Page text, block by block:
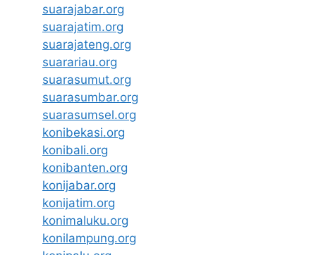
suarajabar.org
suarajatim.org
suarajateng.org
suarariau.org
suarasumut.org
suarasumbar.org
suarasumsel.org
konibekasi.org
konibali.org
konibanten.org
konijabar.org
konijatim.org
konimaluku.org
konilampung.org